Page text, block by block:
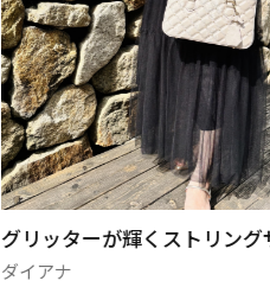
グリッターが輝くストリング
ダイアナ